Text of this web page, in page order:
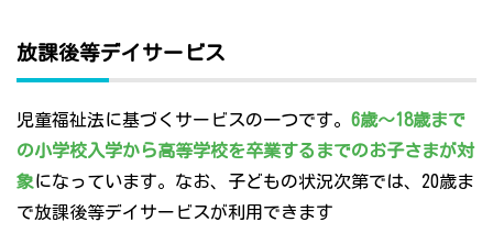
放課後等デイサービス
児童福祉法に基づくサービスの一つです。 6歳～18歳まで
の小学校入学から高等学校を卒業するまでのお子さまが対
象になっています。なお、子どもの状況次第では、20歳ま
で放課後等デイサービスが利用できます